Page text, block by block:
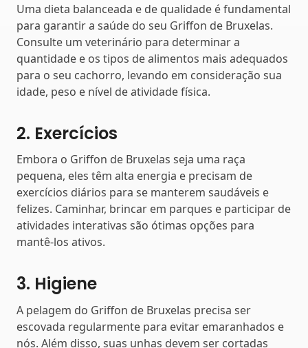
Uma dieta balanceada e de qualidade é fundamental
para garantir a saúde do seu Griffon de Bruxelas.
Consulte um veterinário para determinar a
quantidade e os tipos de alimentos mais adequados
para o seu cachorro, levando em consideração sua
idade, peso e nível de atividade física.
2. Exercícios
Embora o Griffon de Bruxelas seja uma raça
pequena, eles têm alta energia e precisam de
exercícios diários para se manterem saudáveis e
felizes. Caminhar, brincar em parques e participar de
atividades interativas são ótimas opções para
mantê-los ativos.
3. Higiene
A pelagem do Griffon de Bruxelas precisa ser
escovada regularmente para evitar emaranhados e
nós. Além disso, suas unhas devem ser cortadas